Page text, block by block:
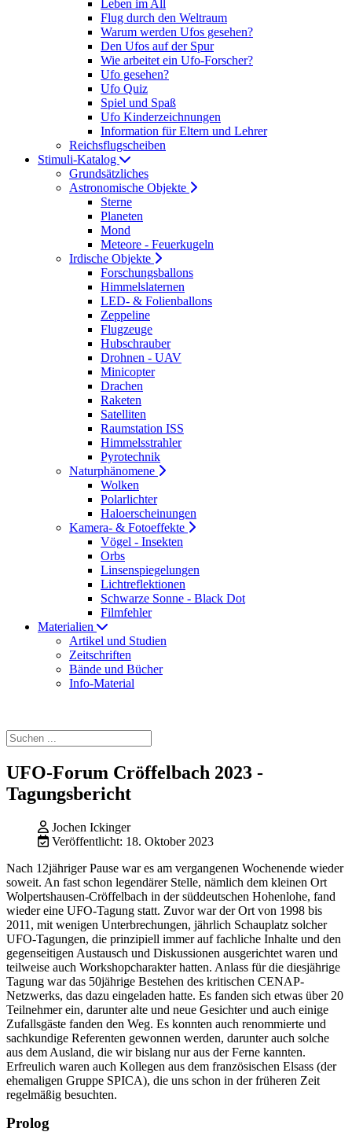
Leben im All
Flug durch den Weltraum
Warum werden Ufos gesehen?
Den Ufos auf der Spur
Wie arbeitet ein Ufo-Forscher?
Ufo gesehen?
Ufo Quiz
Spiel und Spaß
Ufo Kinderzeichnungen
Information für Eltern und Lehrer
Reichsflugscheiben
Stimuli-Katalog
Grundsätzliches
Astronomische Objekte
Sterne
Planeten
Mond
Meteore - Feuerkugeln
Irdische Objekte
Forschungsballons
Himmelslaternen
LED- & Folienballons
Zeppeline
Flugzeuge
Hubschrauber
Drohnen - UAV
Minicopter
Drachen
Raketen
Satelliten
Raumstation ISS
Himmelsstrahler
Pyrotechnik
Naturphänomene
Wolken
Polarlichter
Haloerscheinungen
Kamera- & Fotoeffekte
Vögel - Insekten
Orbs
Linsenspiegelungen
Lichtreflektionen
Schwarze Sonne - Black Dot
Filmfehler
Materialien
Artikel und Studien
Zeitschriften
Bände und Bücher
Info-Material
UFO-Forum Cröffelbach 2023 -
Tagungsbericht
Jochen Ickinger
Veröffentlicht: 18. Oktober 2023
Nach 12jähriger Pause war es am vergangenen Wochenende wieder
soweit. An fast schon legendärer Stelle, nämlich dem kleinen Ort
Wolpertshausen-Cröffelbach in der süddeutschen Hohenlohe, fand
wieder eine UFO-Tagung statt. Zuvor war der Ort von 1998 bis
2011, mit wenigen Unterbrechungen, jährlich Schauplatz solcher
UFO-Tagungen, die prinzipiell immer auf fachliche Inhalte und den
gegenseitigen Austausch und Diskussionen ausgerichtet waren und
teilweise auch Workshopcharakter hatten. Anlass für die diesjährige
Tagung war das 50jährige Bestehen des kritischen CENAP-
Netzwerks, das dazu eingeladen hatte. Es fanden sich etwas über 20
Teilnehmer ein, darunter alte und neue Gesichter und auch einige
Zufallsgäste fanden den Weg. Es konnten auch renommierte und
sachkundige Referenten gewonnen werden, darunter auch solche
aus dem Ausland, die wir bislang nur aus der Ferne kannten.
Erfreulich waren auch Kollegen aus dem französischen Elsass (der
ehemaligen Gruppe SPICA), die uns schon in der früheren Zeit
regelmäßig besuchten.
Prolog